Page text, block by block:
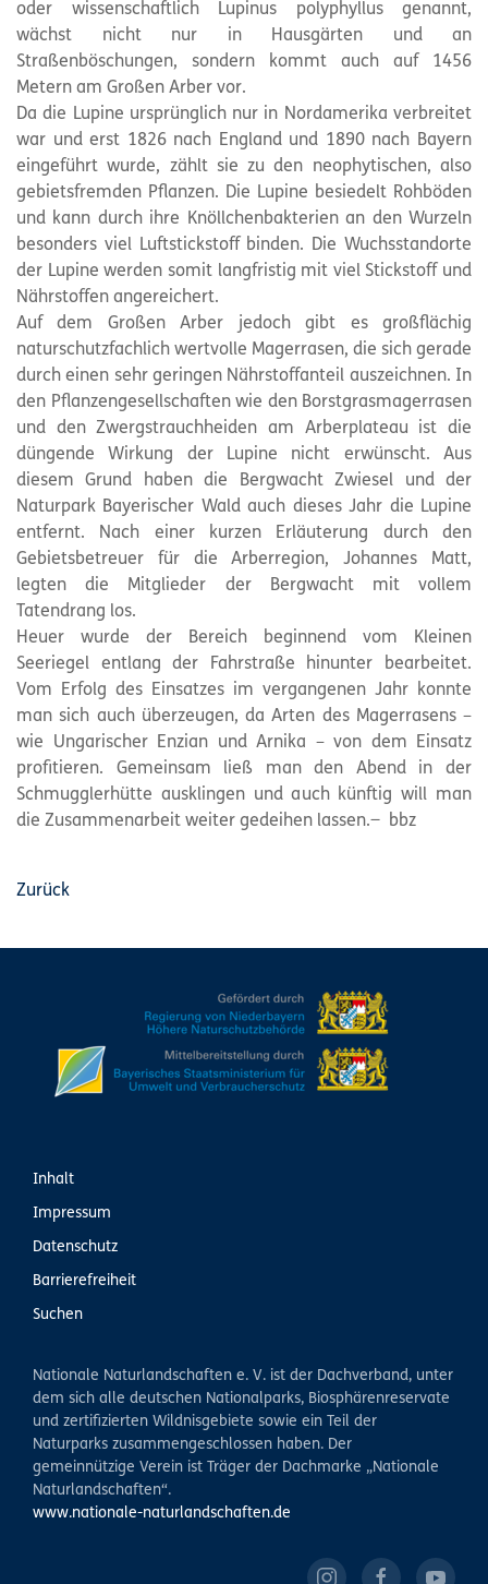
oder wissenschaftlich Lupinus polyphyllus genannt,
wächst nicht nur in Hausgärten und an
Straßenböschungen, sondern kommt auch auf 1456
Metern am Großen Arber vor.
Da die Lupine ursprünglich nur in Nordamerika verbreitet
war und erst 1826 nach England und 1890 nach Bayern
eingeführt wurde, zählt sie zu den neophytischen, also
gebietsfremden Pflanzen. Die Lupine besiedelt Rohböden
und kann durch ihre Knöllchenbakterien an den Wurzeln
besonders viel Luftstickstoff binden. Die Wuchsstandorte
der Lupine werden somit langfristig mit viel Stickstoff und
Nährstoffen angereichert.
Auf dem Großen Arber jedoch gibt es großflächig
naturschutzfachlich wertvolle Magerrasen, die sich gerade
durch einen sehr geringen Nährstoffanteil auszeichnen. In
den Pflanzengesellschaften wie den Borstgrasmagerrasen
und den Zwergstrauchheiden am Arberplateau ist die
düngende Wirkung der Lupine nicht erwünscht. Aus
diesem Grund haben die Bergwacht Zwiesel und der
Naturpark Bayerischer Wald auch dieses Jahr die Lupine
entfernt. Nach einer kurzen Erläuterung durch den
Gebietsbetreuer für die Arberregion, Johannes Matt,
legten die Mitglieder der Bergwacht mit vollem
Tatendrang los.
Heuer wurde der Bereich beginnend vom Kleinen
Seeriegel entlang der Fahrstraße hinunter bearbeitet.
Vom Erfolg des Einsatzes im vergangenen Jahr konnte
man sich auch überzeugen, da Arten des Magerrasens –
wie Ungarischer Enzian und Arnika – von dem Einsatz
profitieren. Gemeinsam ließ man den Abend in der
Schmugglerhütte ausklingen und auch künftig will man
die Zusammenarbeit weiter gedeihen lassen.− bbz
Zurück
Inhalt
Impressum
Datenschutz
Barrierefreiheit
Suchen
Nationale Naturlandschaften e. V. ist der Dachverband, unter
dem sich alle deutschen Nationalparks, Biosphärenreservate
und zertifizierten Wildnisgebiete sowie ein Teil der
Naturparks zusammengeschlossen haben. Der
gemeinnützige Verein ist Träger der Dachmarke „Nationale
Naturlandschaften“.
www.nationale-naturlandschaften.de